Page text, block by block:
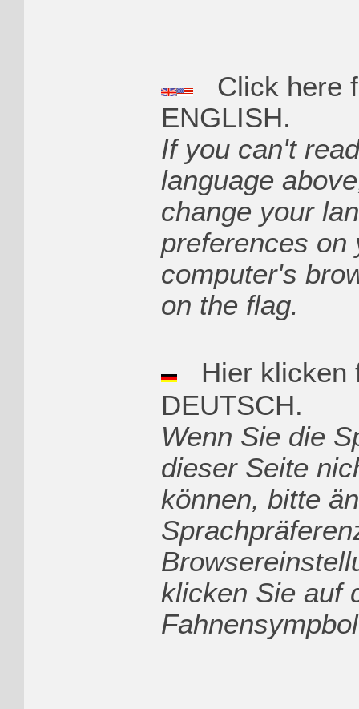
Click here
ENGLISH.
If you can't
language
change your
preferences on
computer's
on the flag.
Hier
DEUTSCH.
Wenn Sie die
dieser Seite
können, bitte
klicken Sie auf